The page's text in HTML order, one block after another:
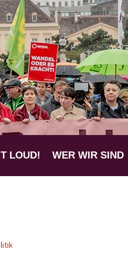
LOUD! WER WIR SIND